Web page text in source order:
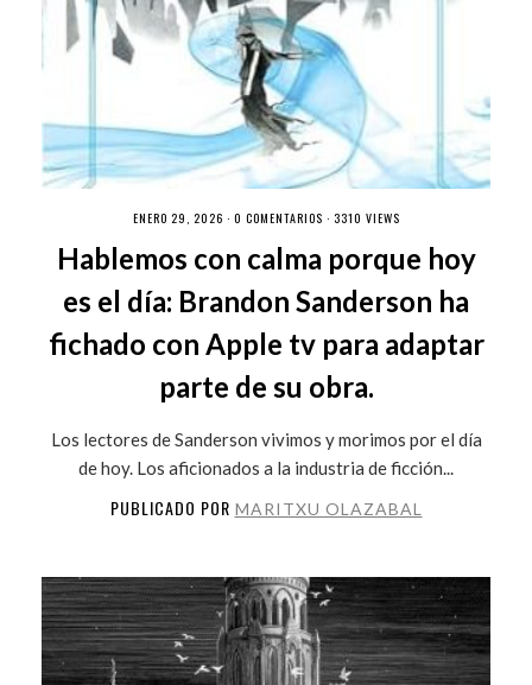
ENERO 29, 2026 · 0 COMENTARIOS · 3310 VIEWS
Hablemos con calma porque hoy
es el día: Brandon Sanderson ha
fichado con Apple tv para adaptar
parte de su obra.
Los lectores de Sanderson vivimos y morimos por el día
de hoy. Los aficionados a la industria de ficción...
PUBLICADO POR MARITXU OLAZABAL